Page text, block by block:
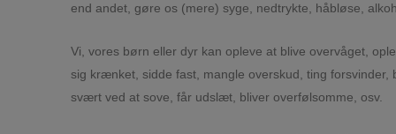
end andet, gøre os (mere) syge, nedtrykte, håbløse,
Vi, vores børn eller dyr kan opleve at blive overvåget,
sig krænket, sidde fast, mangle overskud, ting forsvinder,
svært ved at sove, får udslæt, bliver overfølsomme, osv.